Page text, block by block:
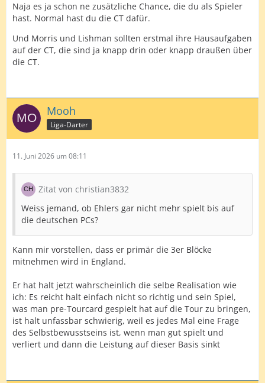
Naja es ja schon ne zusätzliche Chance, die du als Spieler
hast. Normal hast du die CT dafür.
Und Morris und Lishman sollten erstmal ihre Hausaufgaben
auf der CT, die sind ja knapp drin oder knapp draußen über
die CT.
Mooh
Liga-Darter
11. Juni 2026 um 08:11
Zitat von christian3832
Weiss jemand, ob Ehlers gar nicht mehr spielt bis auf
die deutschen PCs?
Kann mir vorstellen, dass er primär die 3er Blöcke
mitnehmen wird in England.
Er hat halt jetzt wahrscheinlich die selbe Realisation wie
ich: Es reicht halt einfach nicht so richtig und sein Spiel,
was man pre-Tourcard gespielt hat auf die Tour zu bringen,
ist halt unfassbar schwierig, weil es jedes Mal eine Frage
des Selbstbewusstseins ist, wenn man gut spielt und
verliert und dann die Leistung auf dieser Basis sinkt